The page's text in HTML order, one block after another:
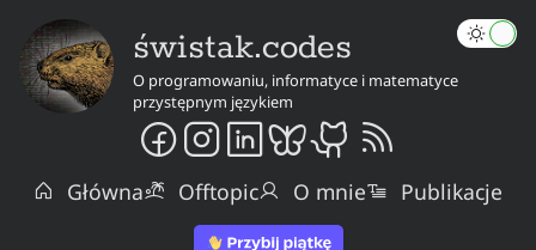
świstak.codes
O programowaniu, informatyce i matematyce
przystępnym językiem
Główna Offtopic O mnie Publikacje